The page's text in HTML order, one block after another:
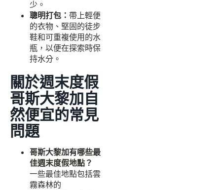
少。
聰明打包： 帶上輕便
的衣物、堅固的徒步
鞋和可重複使用的水
瓶，以便在探索時保
持水分。
關於週末度假
哥斯大黎加自
然便宜的常見
問題
哥斯大黎加有哪些最
佳週末度假地點？
一些最佳地點包括雲
霧森林的